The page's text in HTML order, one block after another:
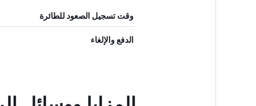
وقت تسجيل الصعود للطائرة
الدفع والإلغاء